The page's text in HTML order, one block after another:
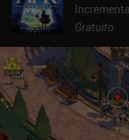
Gratuito